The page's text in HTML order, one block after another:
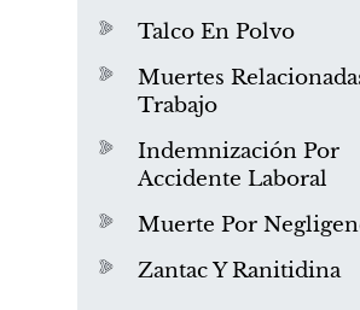
Talco En Polvo
Muertes
Trabajo
Indemnización Por
Accidente Laboral
Muerte Por
Zantac Y Ranitidina